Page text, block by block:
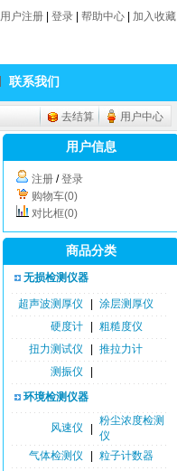
用户注册 登录 帮助中心 加入收藏
联系我们
去结算 用户中心
用户信息
注册 /登录
购物车(0)
对比框(0)
商品分类
无损检测仪器
超声波测厚仪
涂层测厚仪
硬度计
粗糙度仪
扭力测试仪
推拉力计
测振仪
环境检测仪器
风速仪
粉尘浓度检测
仪
气体检测仪
粒子计数器